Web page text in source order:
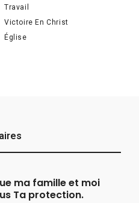
Travail
Victoire En Christ
Église
ma famille et moi
Ta protection.